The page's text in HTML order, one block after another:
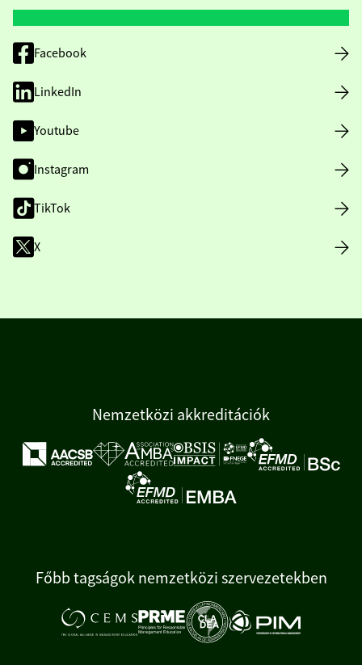
Facebook
LinkedIn
Youtube
Instagram
TikTok
X
Nemzetközi akkreditációk
Főbb tagságok nemzetközi szervezetekben